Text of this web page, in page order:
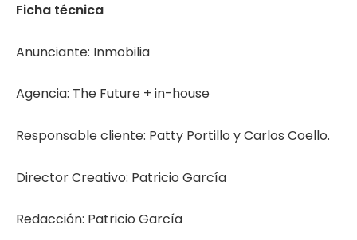
Ficha técnica
Anunciante: Inmobilia
Agencia: The Future + in-house
Responsable cliente: Patty Portillo y Carlos Coello.
Director Creativo: Patricio García
Redacción: Patricio García